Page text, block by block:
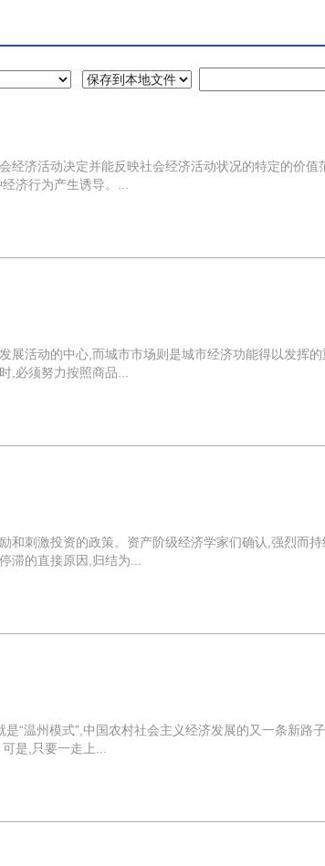
经济活动决定并能反映社会经济活动状况的特定的价值
济行为产生诱导。...
展活动的中心,而城市市场则是城市经济功能得以发挥
,必须努力按照商品...
和刺激投资的政策。资产阶级经济学家们确认,强烈而
滞的直接原因,归结为...
“温州模式”,中国农村社会主义经济发展的又一条新路
是,只要一走上...